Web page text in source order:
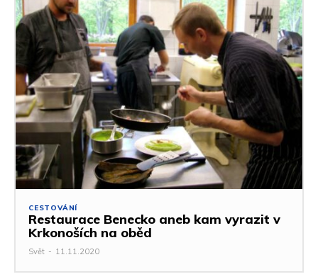
CESTOVÁNÍ
Restaurace Benecko aneb kam vyrazit v
Krkonoších na oběd
Svět - 11.11.2020